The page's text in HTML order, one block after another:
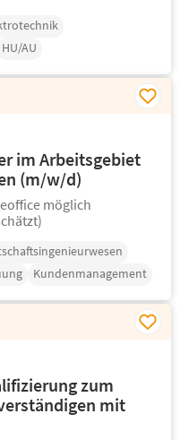
HU/AU
im Arbeitsgebiet
(m/w/d)
möglich
Kundenmanagement
zum
mit